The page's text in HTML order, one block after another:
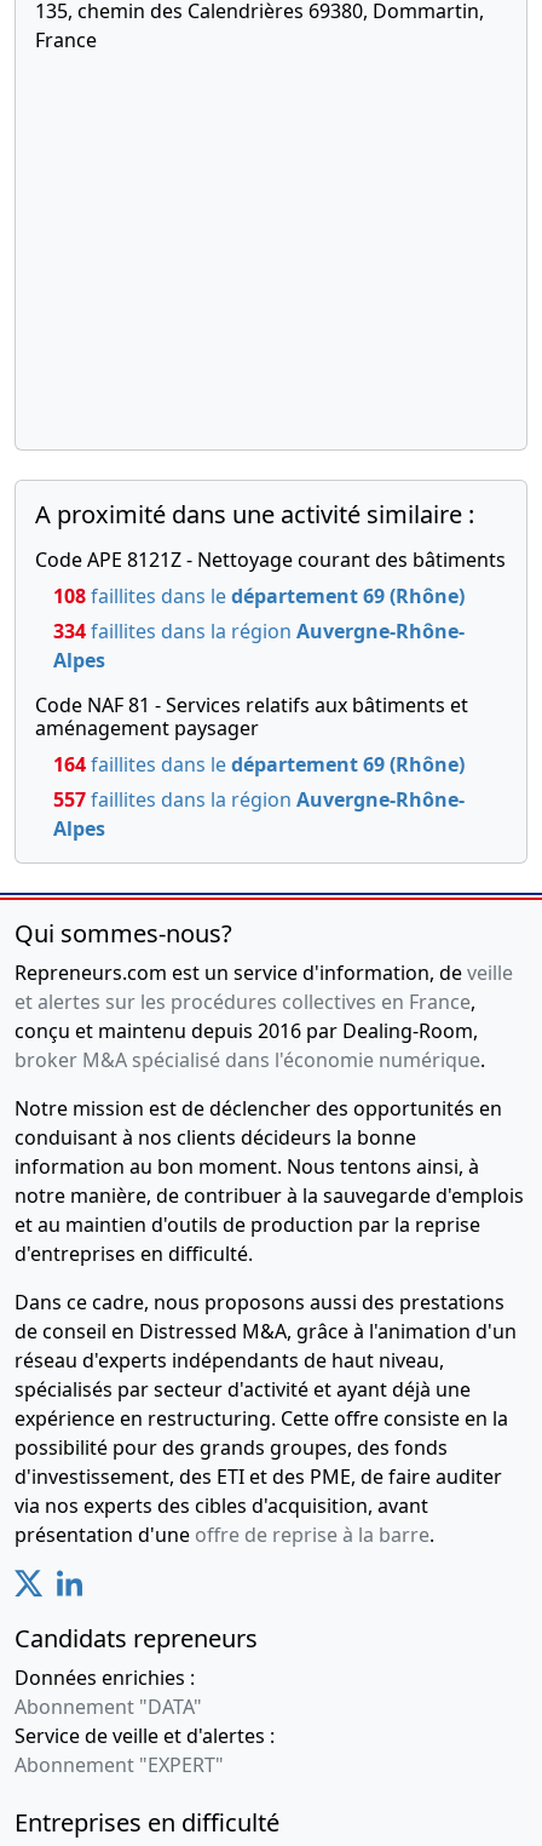
135, chemin des Calendrières 69380, Dommartin,
France
A proximité dans une activité similaire :
Code APE 8121Z - Nettoyage courant des bâtiments
108faillites dans ledépartement 69 (Rhône)
334faillites dans la région Auvergne-Rhône-
Alpes
Code NAF 81 - Services relatifs aux bâtiments et
aménagement paysager
164faillites dans ledépartement 69 (Rhône)
557faillites dans la région Auvergne-Rhône-
Alpes
Qui sommes-nous?
Repreneurs.com est un service d'information, deveille
et alertes sur les procédures collectives en France,
conçu et maintenu depuis 2016 par Dealing-Room,
broker M&A spécialisé dans l'économie numérique.
Notre mission est de déclencher des opportunités en
conduisant à nos clients décideurs la bonne
information au bon moment. Nous tentons ainsi, à
notre manière, de contribuer à la sauvegarde d'emplois
et au maintien d'outils de production par la reprise
d'entreprises en difficulté.
Dans ce cadre, nous proposons aussi des prestations
de conseil en Distressed M&A, grâce à l'animation d'un
réseau d'experts indépendants de haut niveau,
spécialisés par secteur d'activité et ayant déjà une
expérience en restructuring. Cette offre consiste en la
possibilité pour des grands groupes, des fonds
d'investissement, des ETI et des PME, de faire auditer
via nos experts des cibles d'acquisition, avant
présentation d'une offre de reprise à la barre.
Candidats repreneurs
Données enrichies :
Abonnement "DATA"
Service de veille et d'alertes :
Abonnement "EXPERT"
Entreprises en difficulté